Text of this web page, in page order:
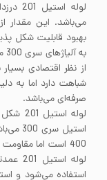
می‌باشد. این مقدار
شباهت دارد اما به
صرفه‌ای می‌باشد.
لوله
لوله